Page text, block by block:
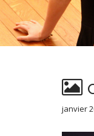
e
n
janvier